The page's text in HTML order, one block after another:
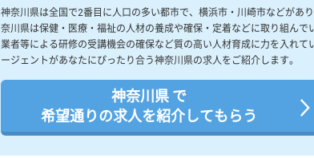
神奈川県は全国で2番目に人口の多い都市で、横浜市・川崎市などがあ
奈川県は保健・医療・福祉の人材の養成や確保・定着などに取り組ん
業者等による研修の受講機会の確保など質の高い人材育成に力を入れ
ージェントがあなたにぴったり合う神奈川県の求人をご紹介します。
神奈川県 で
希望通りの求人を紹介してもらう